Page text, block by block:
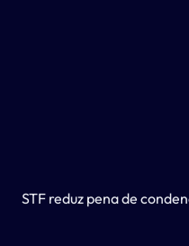
STF reduz pena de